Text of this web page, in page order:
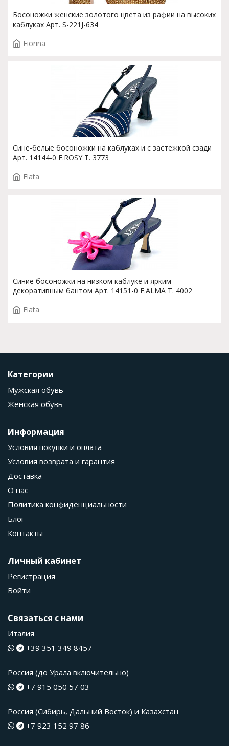
Босоножки женские золотого цвета из рафии на высоких
каблуках Арт. S-221J-634
Fiorina
Сине-белые босоножки на каблуках и с застежкой сзади
Арт. 14144-0 F.ROSY T. 3773
Elata
Синие босоножки на низком каблуке и ярким
декоративным бантом Арт. 14151-0 F.ALMA T. 4002
Elata
Категории
Мужская обувь
Женская обувь
Информация
Условия покупки и оплата
Условия возврата и гарантия
Доставка
О нас
Политика конфиденциальности
Блог
Контакты
Личный кабинет
Регистрация
Войти
Связаться с нами
Италия
+39 351 349 8457
Россия (до Урала включительно)
+7 915 050 57 03
Россия (Сибирь, Дальний Восток) и Казахстан
+7 923 152 97 86